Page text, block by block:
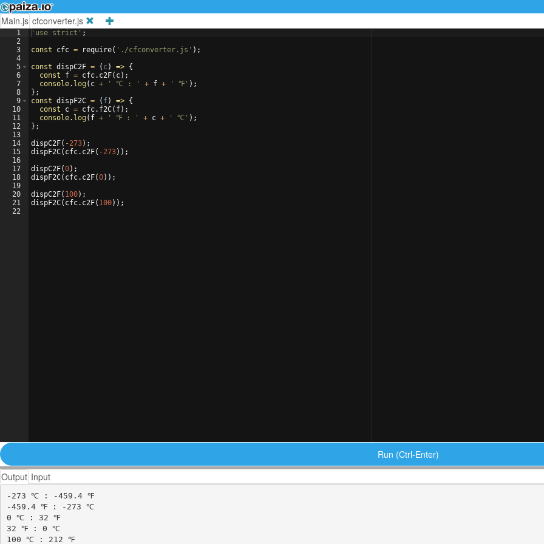
Main.js cfconverter.js
1
2
3
4
5
6
7
8
9
10
11
12
13
14
15
16
17
18
19
20
21
22
'use strict' ;
const
cfc = require( './cfconverter.js' ) ;
const dispC2F = ( c) => {
const
f = cfc. c2F( c) ;
console. log ( c + ' ℃ : ' + f + ' ℉' ) ;
} ;
const dispF2C = ( f) => {
const
c = cfc. f2C( f) ;
console. log ( f + ' ℉ : ' + c + ' ℃' ) ;
} ;
dispC2F( -273) ;
dispF2C( cfc. c2F( -273)) ;
dispC2F(0) ;
dispF2C( cfc. c2F(0)) ;
dispC2F( 100) ;
dispF2C( cfc. c2F( 100)) ;
Run (Ctrl-Enter)
Output Input
-273 ℃ : -459.4 ℉
-459.4 ℉ : -273 ℃
0 ℃ : 32 ℉
32 ℉ : 0 ℃
100 ℃ : 212 ℉